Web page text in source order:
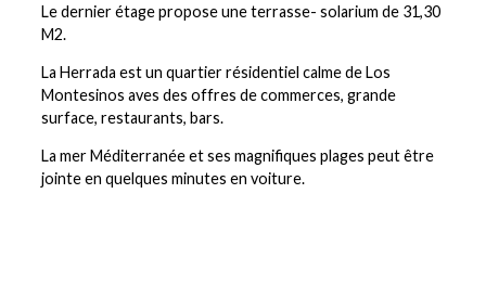
Le dernier étage propose une terrasse- solarium de 31,30
M2.
La Herrada est un quartier résidentiel calme de Los
Montesinos aves des offres de commerces, grande
surface, restaurants, bars.
La mer Méditerranée et ses magnifiques plages peut être
jointe en quelques minutes en voiture.